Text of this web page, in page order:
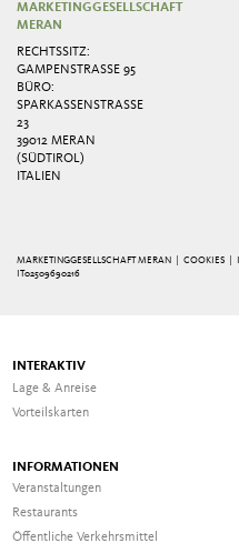
MARKETINGGESELLSCHAFT
MERAN
RECHTSSITZ:
GAMPENSTRASSE 95
BÜRO:
SPARKASSENSTRASSE 2
3
39012 MERAN
(SÜDTIROL)
ITALIEN
MARKETINGGESELLSCHAFT MERAN | COOKIES
IT02509690216
INTERAKTIV
Lage & Anreise
Vorteilskarten
INFORMATIONEN
Veranstaltungen
Restaurants
Öffentliche Verkehrsmittel